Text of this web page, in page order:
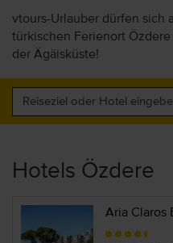
vtours-Urlauber dürfen sich
türkischen Ferienort
der Ägäisküste!
Hotels Özdere
Aria Claros